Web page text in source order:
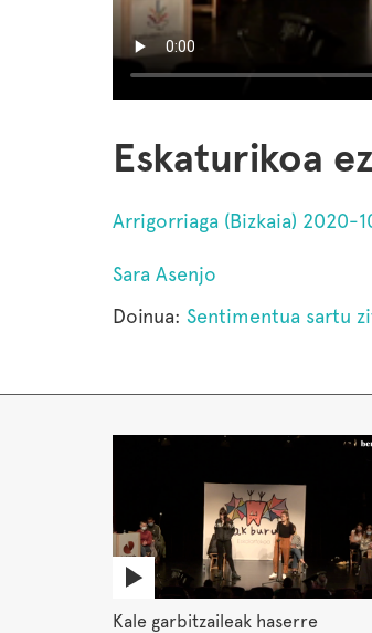
Eskaturikoa
Arrigorriaga (Bizkaia) 2020-
Sara Asenjo
Doinua: Sentimentua sartu
Kale garbitzaileak haserre